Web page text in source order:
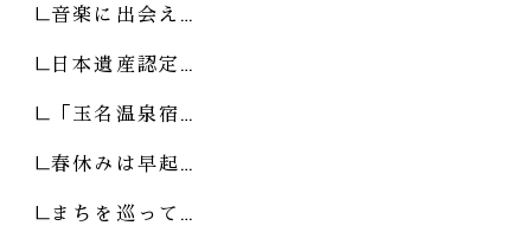
音楽に出会え…
日本遺産認定…
「玉名温泉宿…
春休みは早起…
まちを巡って…